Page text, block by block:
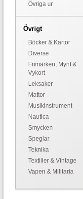
Övriga ur
Övrigt
Böcker & Kartor
Diverse
Frimärken, Mynt &
Vykort
Leksaker
Mattor
Musikinstrument
Nautica
Smycken
Speglar
Teknika
Textilier & Vintage
Vapen & Militaria